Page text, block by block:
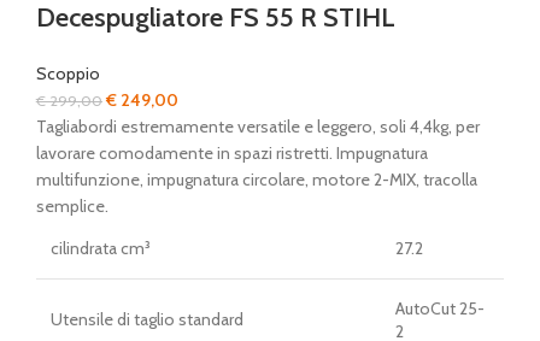
Decespugliatore FS 55 R STIHL
Scoppio
€299,00Il
prezzo
originale
era:
€ 249,00
prezzo
attuale
è:
Tagliabordi estremamente versatile e leggero, soli 4,4kg, per
lavorare comodamente in spazi ristretti. Impugnatura
multifunzione, impugnatura circolare, motore 2-MIX, tracolla
semplice.
cilindrata cm³
27.2
Utensile di taglio standard
AutoCut 25-
2